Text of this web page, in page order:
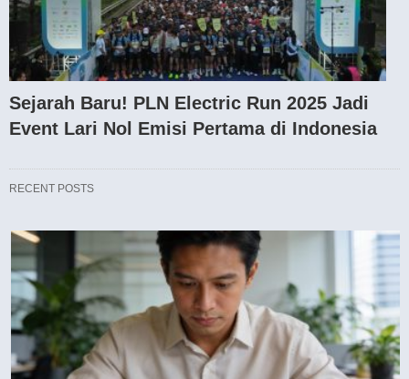
Sejarah Baru! PLN Electric Run 2025 Jadi
Event Lari Nol Emisi Pertama di Indonesia
RECENT POSTS